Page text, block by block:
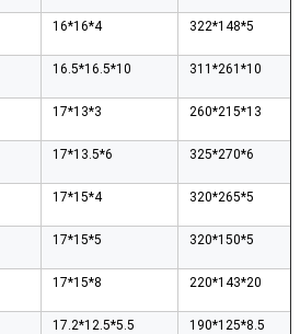
16*16*4 322*148*5
16.5*16.5*10 311*261*10
17*13*3 260*215*13
17*13.5*6 325*270*6
17*15*4 320*265*5
17*15*5 320*150*5
17*15*8 220*143*20
17.2*12.5*5.5 190*125*8.5